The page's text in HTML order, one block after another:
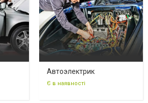
Автоэлектрик
Є в наявності